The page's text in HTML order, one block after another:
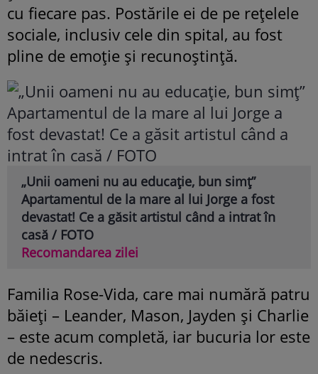
cu fiecare pas. Postările ei de pe rețelele
sociale, inclusiv cele din spital, au fost
pline de emoție și recunoștință.
„Unii oameni nu au educație, bun simț”
Apartamentul de la mare al lui Jorge a fost
devastat! Ce a găsit artistul când a intrat în
casă / FOTO
Recomandarea zilei
Familia Rose-Vida, care mai numără patru
băieți – Leander, Mason, Jayden și Charlie
– este acum completă, iar bucuria lor este
de nedescris.